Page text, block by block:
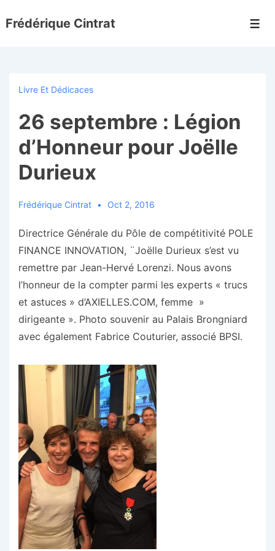
passer
Frédérique Cintrat
Livre Et Dédicaces
26 septembre : Légion
d’Honneur pour Joëlle
Durieux
Frédérique Cintrat Oct 2, 2016
Directrice Générale du Pôle de compétitivité POLE
FINANCE INNOVATION, ¨Joëlle Durieux s’est vu
remettre par Jean-Hervé Lorenzi. Nous avons
l’honneur de la compter parmi les experts « trucs
et astuces » d’AXIELLES.COM, femme »
dirigeante ». Photo souvenir au Palais Brongniard
avec également Fabrice Couturier, associé BPSI.